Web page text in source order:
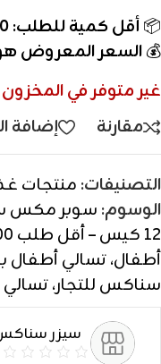
📦أقل كمية للطلب: 500 كرتونة
💰السعر المعروض هو سعر
غير متوفر في المخزون
مقارنة
إضافة
التصنيفات: منتجات
الوسوم: سوبر مكس
12 كيس – أقل طلب 500 كرتونة
أطفال، تسالي أطفال
سناكس للتجار،
سيزر